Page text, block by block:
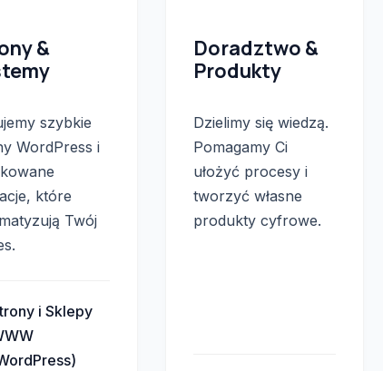
&
szybkie
WordPress i
które
Twój
i Sklepy
Doradztwo &
Produkty
Dzielimy się wiedzą.
Pomagamy Ci
ułożyć procesy i
tworzyć własne
produkty cyfrowe.